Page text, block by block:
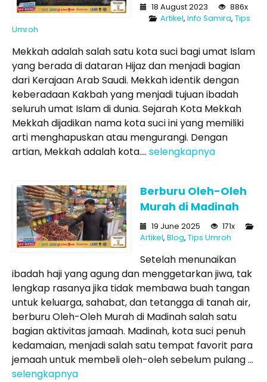
18 August 2023
886x
Artikel, Info Samira, Tips
Umroh
Mekkah adalah salah satu kota suci bagi umat Islam
yang berada di dataran Hijaz dan menjadi bagian
dari Kerajaan Arab Saudi. Mekkah identik dengan
keberadaan Kakbah yang menjadi tujuan ibadah
seluruh umat Islam di dunia. Sejarah Kota Mekkah
Mekkah dijadikan nama kota suci ini yang memiliki
arti menghapuskan atau mengurangi. Dengan
artian, Mekkah adalah kota.... selengkapnya
Berburu Oleh-Oleh
Murah di Madinah
19 June 2025
171x
Artikel, Blog, Tips Umroh
Setelah menunaikan
ibadah haji yang agung dan menggetarkan jiwa, tak
lengkap rasanya jika tidak membawa buah tangan
untuk keluarga, sahabat, dan tetangga di tanah air,
berburu Oleh-Oleh Murah di Madinah salah satu
bagian aktivitas jamaah. Madinah, kota suci penuh
kedamaian, menjadi salah satu tempat favorit para
jemaah untuk membeli oleh-oleh sebelum pulang ...
selengkapnya